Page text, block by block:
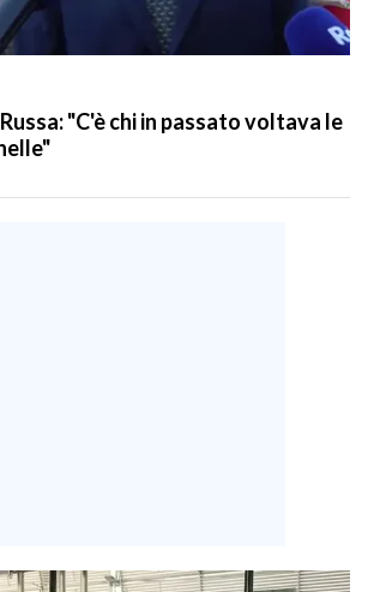
"C'è chi in passato voltava le